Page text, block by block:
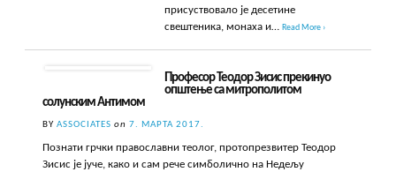
присуствовало је десетине
свештеника, монаха и…Read More ›
Професор Теодор Зисис прекинуо
општење са митрополитом
солунским Антимом
BYASSOCIATES on 7. МАРТА 2017.
Познати грчки православни теолог, протопрезвитер Теодор
Зисис је јуче, како и сам рече симболично на Недељу